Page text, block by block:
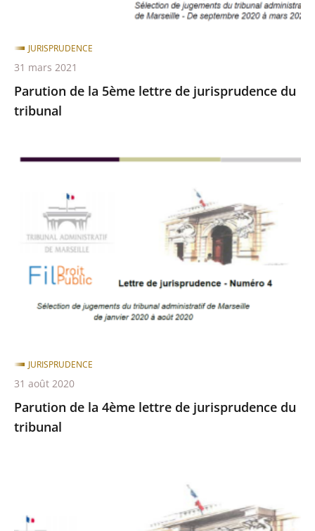
Parution de la 5ème lettre de jurisprudence du
tribunal
JURISPRUDENCE
31 mars 2021
Parution
4ème
lettre
jurisprudence
Parution de la 4ème lettre de jurisprudence du
tribunal
JURISPRUDENCE
31 août 2020